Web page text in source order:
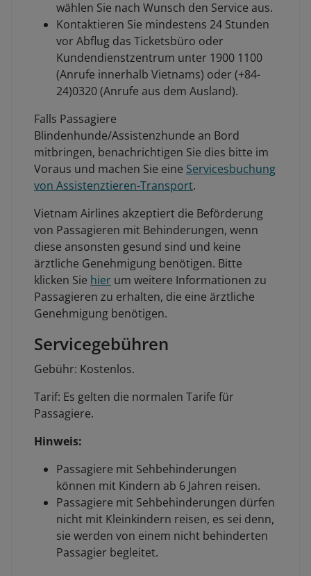
wählen Sie nach Wunsch den Service aus.
Kontaktieren Sie mindestens 24 Stunden
vor Abflug das Ticketsbüro oder
Kundendienstzentrum unter 1900 1100
(Anrufe innerhalb Vietnams) oder (+84-
24)0320 (Anrufe aus dem Ausland).
Falls Passagiere
Blindenhunde/Assistenzhunde an Bord
mitbringen, benachrichtigen Sie dies bitte im
Voraus und machen Sie eine Servicesbuchung
von Assistenztieren-Transport.
Vietnam Airlines akzeptiert die Beförderung
von Passagieren mit Behinderungen, wenn
diese ansonsten gesund sind und keine
ärztliche Genehmigung benötigen. Bitte
klicken Sie hier um weitere Informationen zu
Passagieren zu erhalten, die eine ärztliche
Genehmigung benötigen.
Servicegebühren
Gebühr: Kostenlos.
Tarif: Es gelten die normalen Tarife für
Passagiere.
Hinweis:
Passagiere mit Sehbehinderungen
können mit Kindern ab 6 Jahren reisen.
Passagiere mit Sehbehinderungen dürfen
nicht mit Kleinkindern reisen, es sei denn,
sie werden von einem nicht behinderten
Passagier begleitet.